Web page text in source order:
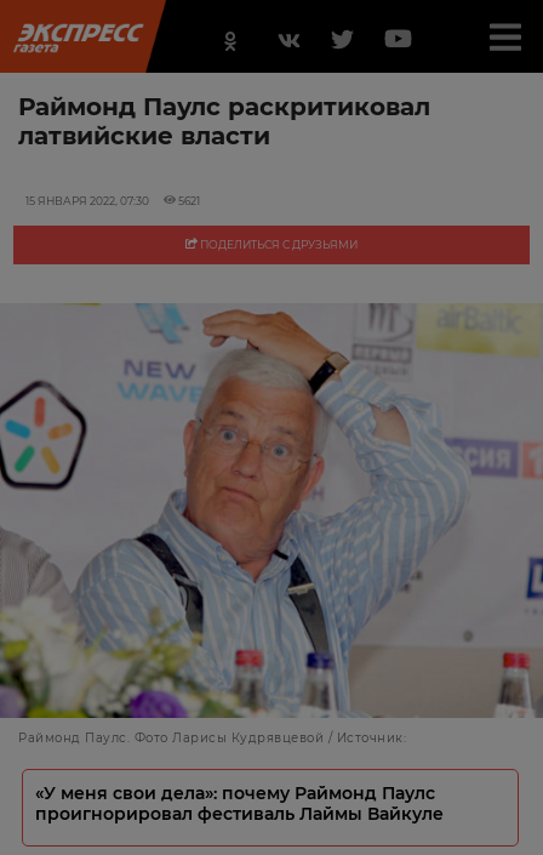
Раймонд Паулс раскритиковал
латвийские власти
15 ЯНВАРЯ 2022, 07:30 5621
ПОДЕЛИТЬСЯ С ДРУЗЬЯМИ
Раймонд Паулс. Фото Ларисы Кудрявцевой / Источник:
«У меня свои дела»: почему Раймонд Паулс
проигнорировал фестиваль Лаймы Вайкуле